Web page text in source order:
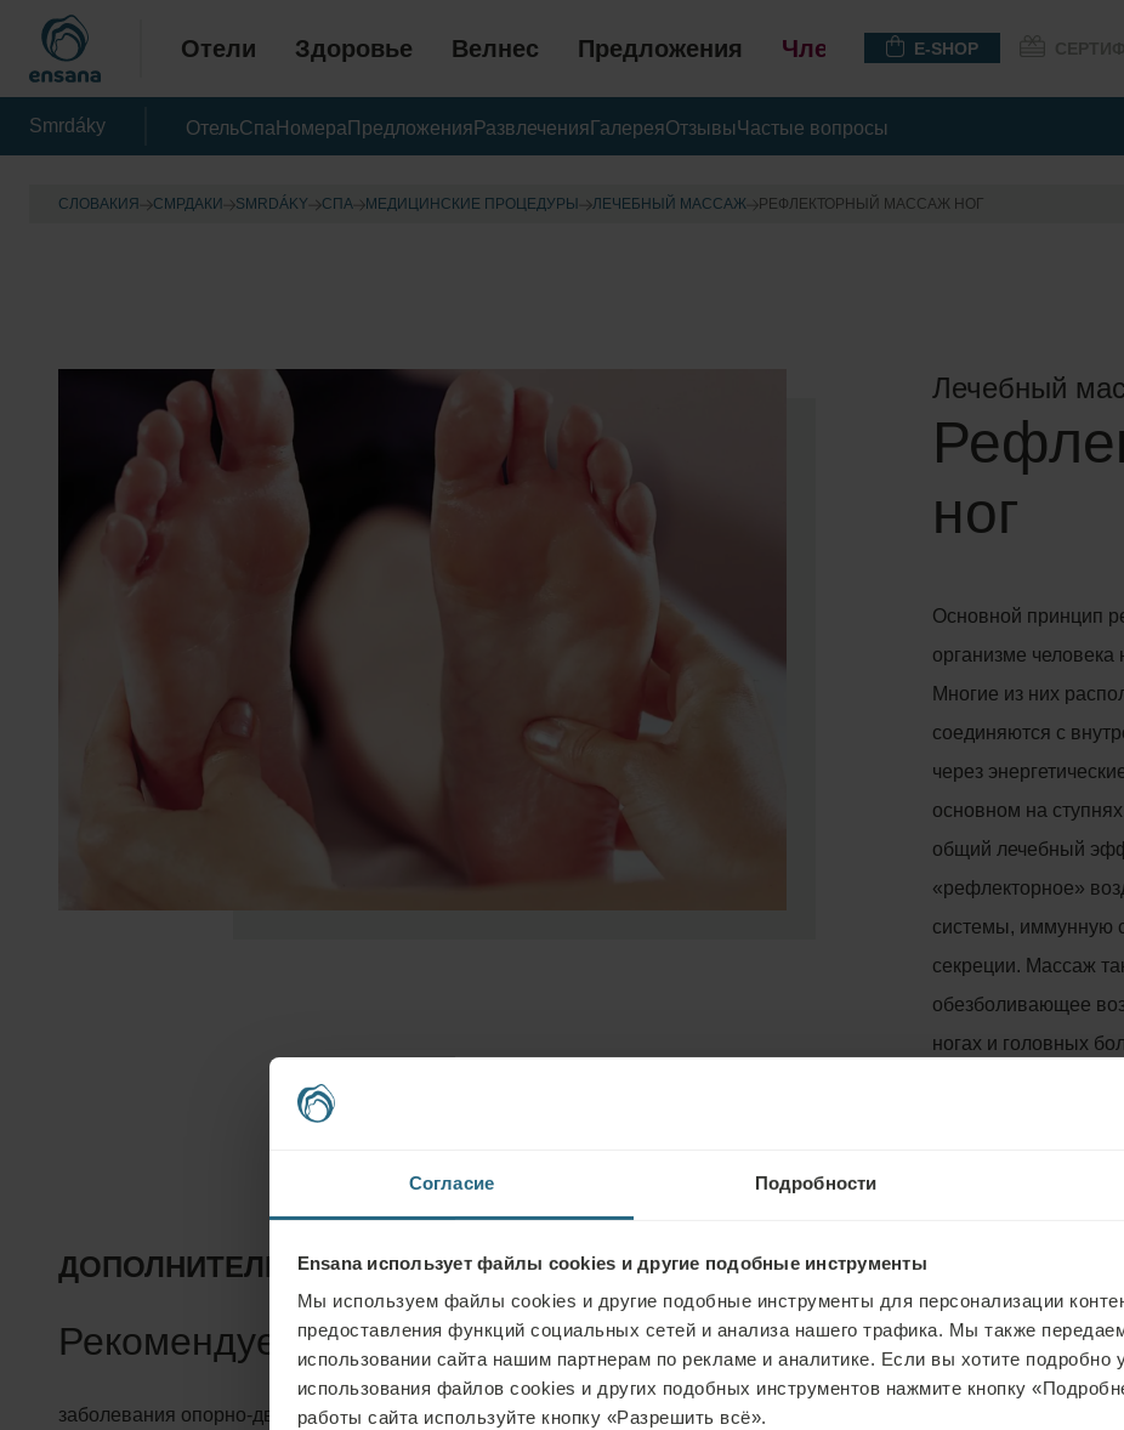
Согласие Подробности
Ensana использует файлы cookies и другие подобные инструменты
Мы используем файлы cookies и другие подобные инструменты для персонализации
предоставления функций социальных сетей и анализа нашего трафика. Мы также
использовании сайта нашим партнерам по рекламе и аналитике. Если вы хотите подробно
использования файлов cookies и других подобных инструментов нажмите кнопку
работы сайта используйте кнопку «Разрешить всё».
Отели Здоровье Велнес Предложения Членство E-SHOP
Smrdáky ОтельСпа Номера Предложения Развлечения ГалереяОтзывыЧастые вопросы
СЛОВАКИЯ СМРДАКИ SMRDÁKY CПА МЕДИЦИНСКИЕ ПРОЦЕДУРЫ ЛЕЧЕБНЫЙ МАССАЖ РЕФЛЕКТОРНЫЙ МАССАЖ НОГ
Лечебный
ног
Основной принцип
организме
Многие из них
соединяются с
через
основном на
общий лечебный
«рефлекторное»
системы, иммунную
секреции. Массаж
обезболивающее
ногах и головных
ДОПОЛНИТЕЛЬНАЯ ИНФОРМАЦИЯ
Рекомендуется для:
заболевания опорно-двигательного аппарата, реабилитация после травм и
Не может
случаях: